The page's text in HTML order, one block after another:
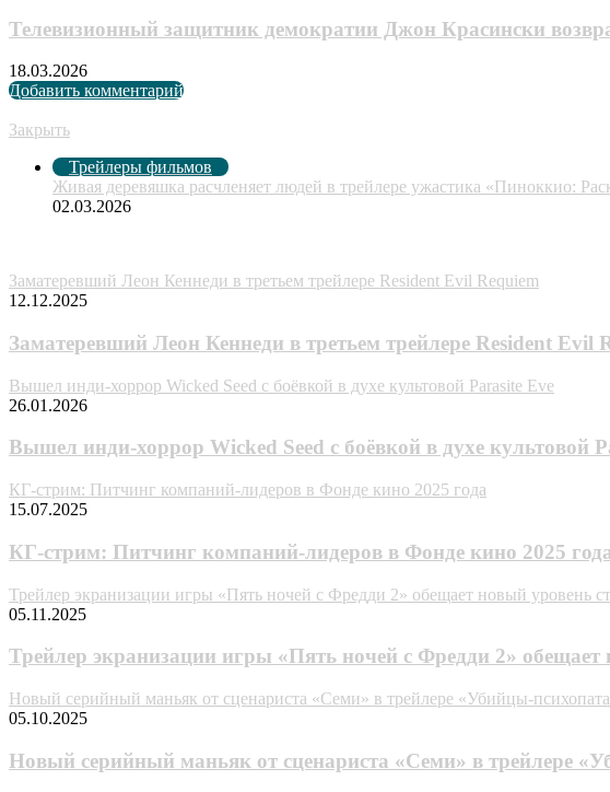
Телевизионный защитник демократии Джон Красински
18.03.2026
Добавить комментарий
Закрыть
Трейлеры фильмов
Живая деревяшка расчленяет людей в трейлере ужастика «Пиноккио:
02.03.2026
Заматеревший Леон Кеннеди в третьем трейлере Resident Evil Requiem
12.12.2025
Заматеревший Леон Кеннеди в третьем трейлере Resident Evil
Вышел инди-хоррор Wicked Seed с боёвкой в духе культовой Parasite Eve
26.01.2026
Вышел инди-хоррор Wicked Seed с боёвкой в духе культовой
КГ-стрим: Питчинг компаний-лидеров в Фонде кино 2025 года
15.07.2025
КГ-стрим: Питчинг компаний-лидеров в Фонде кино 2025 года
Трейлер экранизации игры «Пять ночей с Фредди 2» обещает новый уровень
05.11.2025
Трейлер экранизации игры «Пять ночей с Фредди 2» обещает
Новый серийный маньяк от сценариста «Семи» в трейлере «Убийцы-
05.10.2025
Новый серийный маньяк от сценариста «Семи» в трейлере